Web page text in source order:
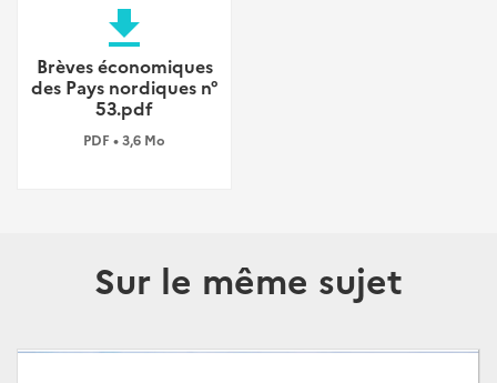
file_download
Brèves économiques
des Pays nordiques n°
53.pdf
PDF • 3,6 Mo
Sur le même sujet